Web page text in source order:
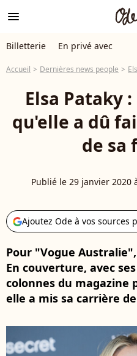
menu
Billetterie En privé avec
Accueil Dernières news people
Elsa Pataky
qu'elle a dû
de sa
Publié le 29 janvier 2020
Ajoutez Ode à vos sources
Pour "Vogue
En couverture, avec
colonnes du magazine
elle a mis sa carrière